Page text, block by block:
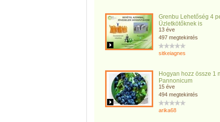
Grenbu Lehetőség 4
Üzletkötőknek is
13 éve
497 megtekintés
sitkeiagnes
Hogyan hozz össze 1
Pannonicum
15 éve
494 megtekintés
arika68